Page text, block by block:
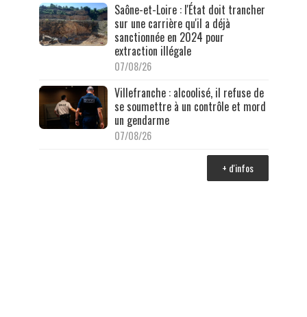
Saône-et-Loire : l'État doit trancher
sur une carrière qu'il a déjà
sanctionnée en 2024 pour
extraction illégale
07/08/26
Villefranche : alcoolisé, il refuse de
se soumettre à un contrôle et mord
un gendarme
07/08/26
+ d'infos